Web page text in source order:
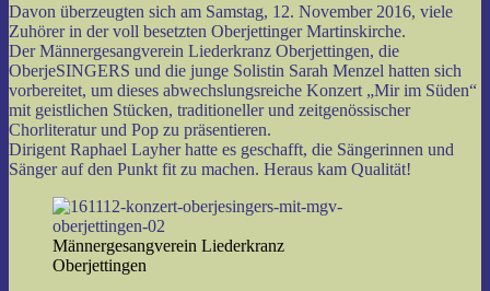
Davon überzeugten sich am Samstag, 12. November 2016, viele
Zuhörer in der voll besetzten Oberjettinger Martinskirche.
Der Männergesangverein Liederkranz Oberjettingen, die
OberjeSINGERS und die junge Solistin Sarah Menzel hatten sich
vorbereitet, um dieses abwechslungsreiche Konzert „Mir im Süden“
mit geistlichen Stücken, traditioneller und zeitgenössischer
Chorliteratur und Pop zu präsentieren.
Dirigent Raphael Layher hatte es geschafft, die Sängerinnen und
Sänger auf den Punkt fit zu machen. Heraus kam Qualität!
Männergesangverein Liederkranz
Oberjettingen